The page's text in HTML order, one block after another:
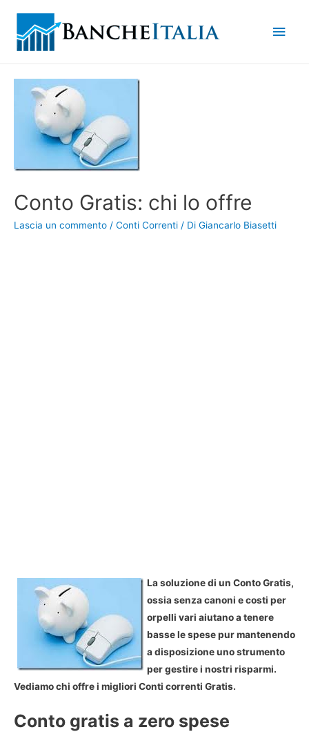
Conto Gratis: chi lo offre
Lascia un commento / Conti Correnti / Di Giancarlo Biasetti
La soluzione di un Conto Gratis,
ossia senza canoni e costi per
orpelli vari aiutano a tenere
basse le spese pur mantenendo
a disposizione uno strumento
per gestire i nostri risparmi.
Vediamo chi offre i migliori Conti correnti Gratis.
Conto gratis a zero spese